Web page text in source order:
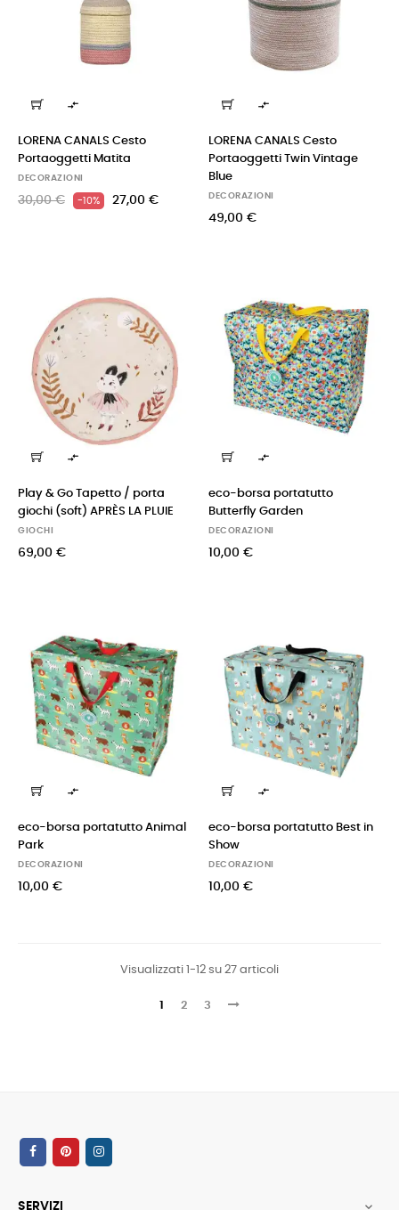

LORENA CANALS Cesto
Portaoggetti Matita
DECORAZIONI
30,00 € -10% 27,00 €

LORENA CANALS Cesto
Portaoggetti Twin Vintage
Blue
DECORAZIONI
49,00 €

Play & Go Tapetto / porta
giochi (soft) APRÈS LA PLUIE
GIOCHI
69,00 €

eco-borsa portatutto
Butterfly Garden
DECORAZIONI
10,00 €

eco-borsa portatutto Animal
Park
DECORAZIONI
10,00 €

eco-borsa portatutto Best in
Show
DECORAZIONI
10,00 €
Visualizzati 1-12 su 27 articoli
1 2 3
SERVIZI